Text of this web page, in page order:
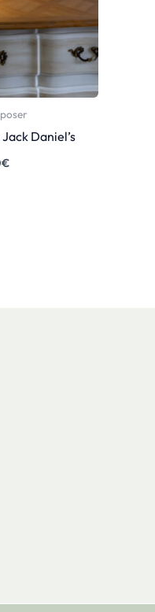
Daniel’s
€